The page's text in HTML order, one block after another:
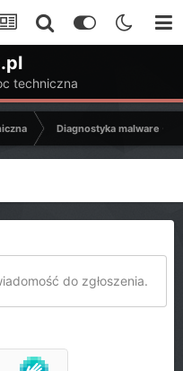
techniczna
Diagnostyka malware -
do zgłoszenia.